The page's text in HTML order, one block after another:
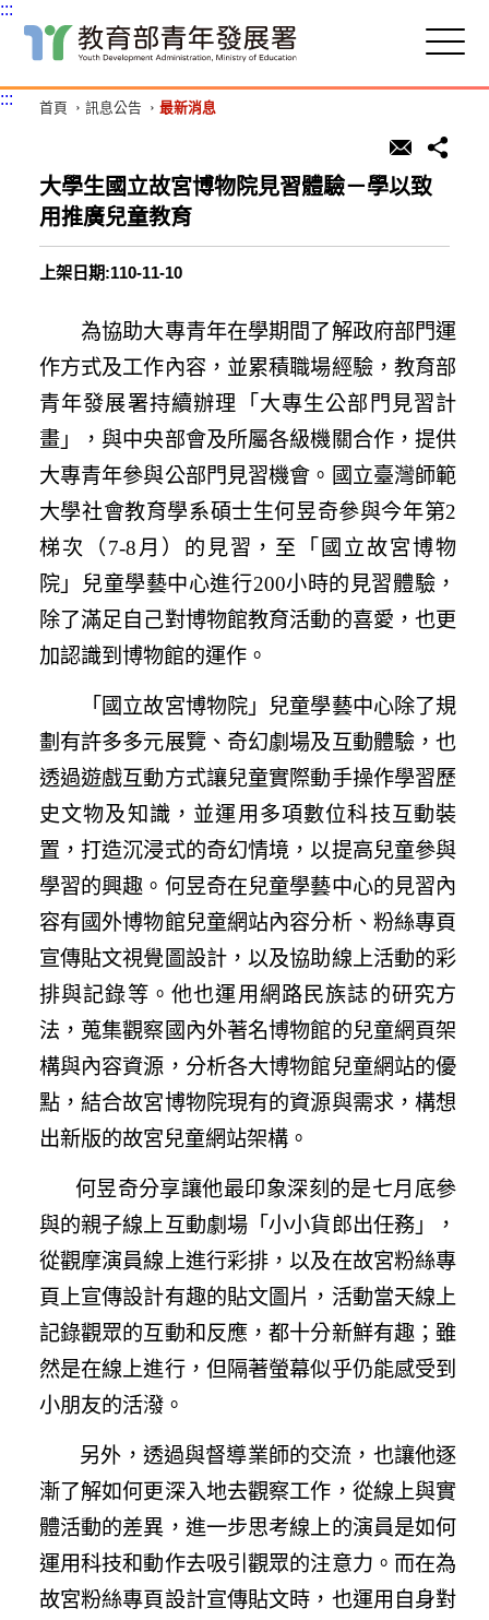
主
要
塊
:::
::: 首頁 訊息公告 最新消息
大學生國立故宮博物院見習體驗－學以致
用推廣兒童教育
上架日期:110-11-10
為協助大專青年在學期間了解政府部門運
作方式及工作內容，並累積職場經驗，教育部
青年發展署持續辦理「大專生公部門見習計
畫」，與中央部會及所屬各級機關合作，提供
大專青年參與公部門見習機會。國立臺灣師範
大學社會教育學系碩士生何昱奇參與今年第2
梯次（7-8月）的見習，至「國立故宮博物
院」兒童學藝中心進行200小時的見習體驗，
除了滿足自己對博物館教育活動的喜愛，也更
加認識到博物館的運作。
「國立故宮博物院」兒童學藝中心除了規
劃有許多多元展覽、奇幻劇場及互動體驗，也
透過遊戲互動方式讓兒童實際動手操作學習歷
史文物及知識，並運用多項數位科技互動裝
置，打造沉浸式的奇幻情境，以提高兒童參與
學習的興趣。何昱奇在兒童學藝中心的見習內
容有國外博物館兒童網站內容分析、粉絲專頁
宣傳貼文視覺圖設計，以及協助線上活動的彩
排與記錄等。他也運用網路民族誌的研究方
法，蒐集觀察國內外著名博物館的兒童網頁架
構與內容資源，分析各大博物館兒童網站的優
點，結合故宮博物院現有的資源與需求，構想
出新版的故宮兒童網站架構。
何昱奇分享讓他最印象深刻的是七月底參
與的親子線上互動劇場「小小貨郎出任務」，
從觀摩演員線上進行彩排，以及在故宮粉絲專
頁上宣傳設計有趣的貼文圖片，活動當天線上
記錄觀眾的互動和反應，都十分新鮮有趣；雖
然是在線上進行，但隔著螢幕似乎仍能感受到
小朋友的活潑。
另外，透過與督導業師的交流，也讓他逐
漸了解如何更深入地去觀察工作，從線上與實
體活動的差異，進一步思考線上的演員是如何
運用科技和動作去吸引觀眾的注意力。而在為
故宮粉絲專頁設計宣傳貼文時，也運用自身對